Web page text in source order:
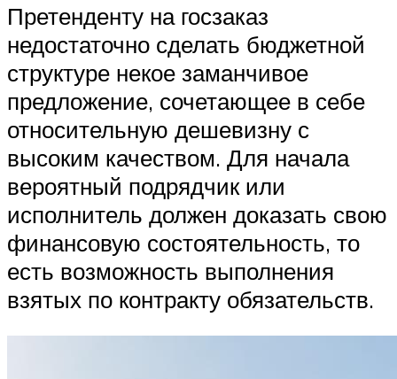
Претенденту на госзаказ
недостаточно сделать бюджетной
структуре некое заманчивое
предложение, сочетающее в себе
относительную дешевизну с
высоким качеством. Для начала
вероятный подрядчик или
исполнитель должен доказать свою
финансовую состоятельность, то
есть возможность выполнения
взятых по контракту обязательств.